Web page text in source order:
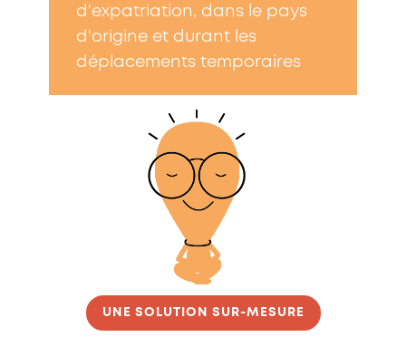
d'expatriation, dans le pays
d'origine et durant les
déplacements temporaires
UNE SOLUTION SUR-MESURE